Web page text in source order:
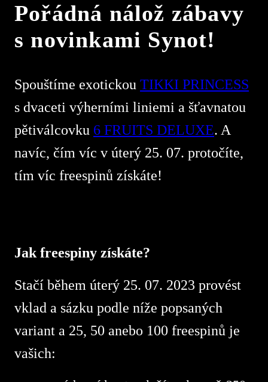
Pořádná nálož zábavy
s novinkami Synot!
Spouštíme exotickou TIKKI PRINCESS
s dvaceti výherními liniemi a šťavnatou
pětiválcovku 6 FRUITS DELUXE. A
navíc, čím víc v úterý 25. 07. protočíte,
tím víc freespinů získáte!
Jak freespiny získáte?
Stačí během úterý 25. 07. 2023 provést
vklad a sázku podle níže popsaných
variant a 25, 50 anebo 100 freespinů je
vašich: